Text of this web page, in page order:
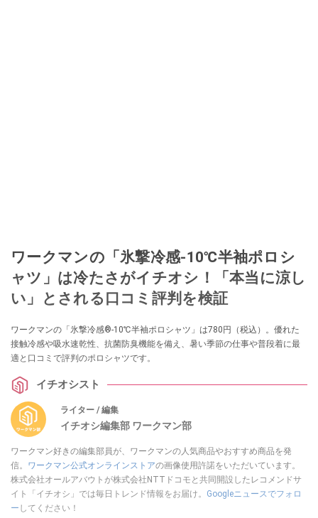
ワークマンの「氷撃冷感-10℃半袖ポロシ
ャツ」は冷たさがイチオシ！「本当に涼し
い」とされる口コミ評判を検証
ワークマンの「氷撃冷感®-10℃半袖ポロシャツ」は780円（税込）。優れた
接触冷感や吸水速乾性、抗菌防臭機能を備え、暑い季節の仕事や普段着に最
適と口コミで評判のポロシャツです。
イチオシスト
ライター / 編集
イチオシ編集部 ワークマン部
ワークマン好きの編集部員が、ワークマンの人気商品やおすすめ商品を発
信。 ワークマン公式オンラインストアの画像使用許諾をいただいています。
株式会社オールアバウトが株式会社NTTドコモと共同開設したレコメンドサ
イト「イチオシ」では毎日トレンド情報をお届け。 Googleニュースでフォロ
ー してください！